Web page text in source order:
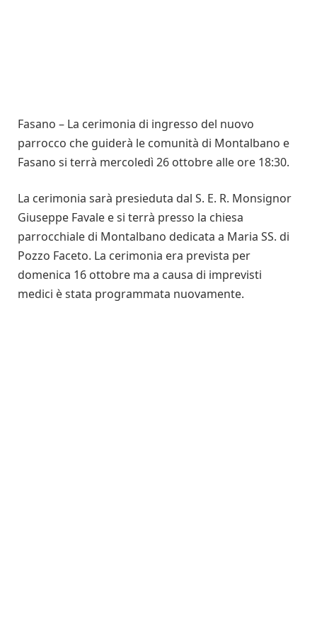
Fasano – La cerimonia di ingresso del nuovo
parrocco che guiderà le comunità di Montalbano e
Fasano si terrà mercoledì 26 ottobre alle ore 18:30.
La cerimonia sarà presieduta dal S. E. R. Monsignor
Giuseppe Favale e si terrà presso la chiesa
parrocchiale di Montalbano dedicata a Maria SS. di
Pozzo Faceto. La cerimonia era prevista per
domenica 16 ottobre ma a causa di imprevisti
medici è stata programmata nuovamente.